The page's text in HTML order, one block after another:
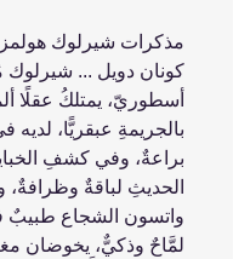
كونان دويل ...
أسطوريّ، يمتلكُ عقلًا
بالجريمةِ عبقريًّا، لديه
براعةٌ، ‏وفي كشفِ
الحديثِ لباقةٌ وظرافةٌ،
واتسون الشجاع طبيبٌ
لمَّاحٌ وذكيٌّ، يخوضان